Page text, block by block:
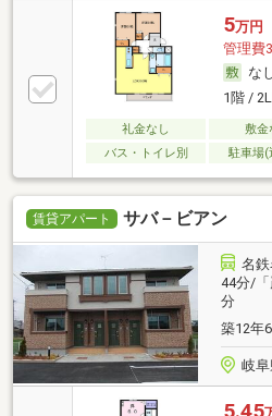
5万円
管理費
な
1階 /
礼金なし 敷金
バス・トイレ別
駐車場(
賃貸アパート サバ－ビアン
名
44分/
分
築12年
岐阜
5.45